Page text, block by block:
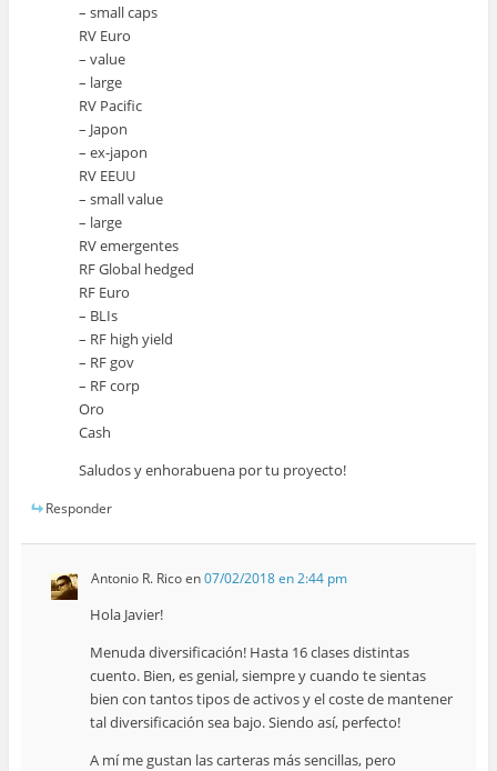
– small caps
RV Euro
– value
– large
RV Pacific
– Japon
– ex-japon
RV EEUU
– small value
– large
RV emergentes
RF Global hedged
RF Euro
– BLIs
– RF high yield
– RF gov
– RF corp
Oro
Cash
Saludos y enhorabuena por tu proyecto!
Responder
Antonio R. Ricoen07/02/2018 en 2:44 pm
Hola Javier!
Menuda diversificación! Hasta 16 clases distintas
cuento. Bien, es genial, siempre y cuando te sientas
bien con tantos tipos de activos y el coste de mantener
tal diversificación sea bajo. Siendo así, perfecto!
A mí me gustan las carteras más sencillas, pero